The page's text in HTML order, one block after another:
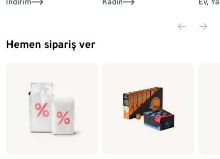
İndirim Kadın Ev,
Hemen sipariş ver
Liste sonu